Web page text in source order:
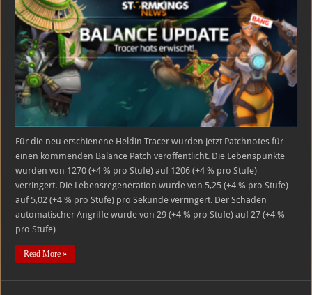
die
Munition
zu
stark?
Für die neu erschienene Heldin Tracer wurden jetzt Patchnotes für
einen kommenden Balance Patch veröffentlicht. Die Lebenspunkte
wurden von 1270 (+4 % pro Stufe) auf 1206 (+4 % pro Stufe)
verringert. Die Lebensregeneration wurde von 5,25 (+4 % pro Stufe)
auf 5,02 (+4 % pro Stufe) pro Sekunde verringert. Der Schaden
automatischer Angriffe wurde von 29 (+4 % pro Stufe) auf 27 (+4 %
pro Stufe) …
Read More »